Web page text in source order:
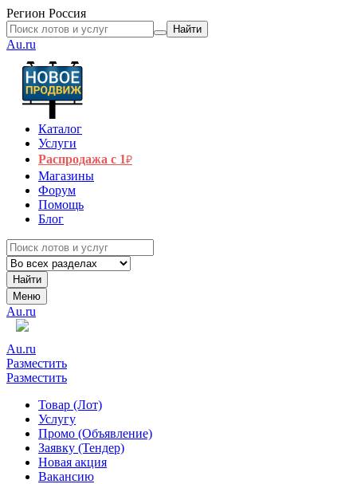
Регион Россия
Найти
Au.ru
Каталог
Услуги
Распродажа с 1₽
Магазины
Форум
Помощь
Блог
Найти
Меню
Au.ru
Au.ru
Разместить
Разместить
Товар (Лот)
Услугу
Промо (Объявление)
Заявку (Тендер)
Новая акция
Вакансию